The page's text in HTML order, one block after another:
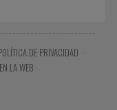
DE PRIVACIDAD ·
LA WEB